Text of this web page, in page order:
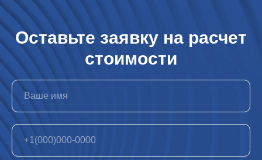
Оставьте заявку на расчет
стоимости